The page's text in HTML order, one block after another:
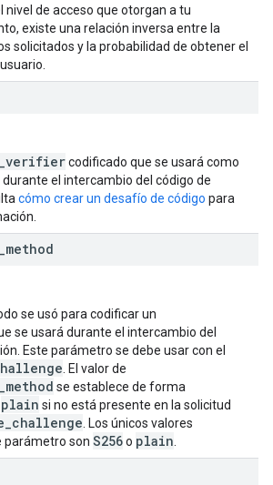
nivel de acceso que otorgan a tu
existe una relación inversa entre la
solicitados y la probabilidad de obtener el
codificado que se usará como
el intercambio del código de
cómo crear un desafío de código para
method
se usó para codificar un
se usará durante el intercambio del
Este parámetro se debe usar con el
. El valor de
se establece de forma
plain si no está presente en la solicitud
. Los únicos valores
parámetro son S256o plain